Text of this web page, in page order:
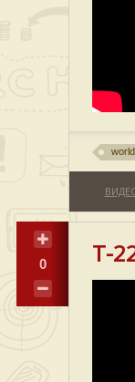
0 T-